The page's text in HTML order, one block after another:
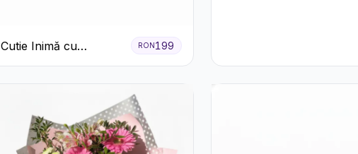
Cutie Inimă cu
Trandafiri Roșii și
RON199